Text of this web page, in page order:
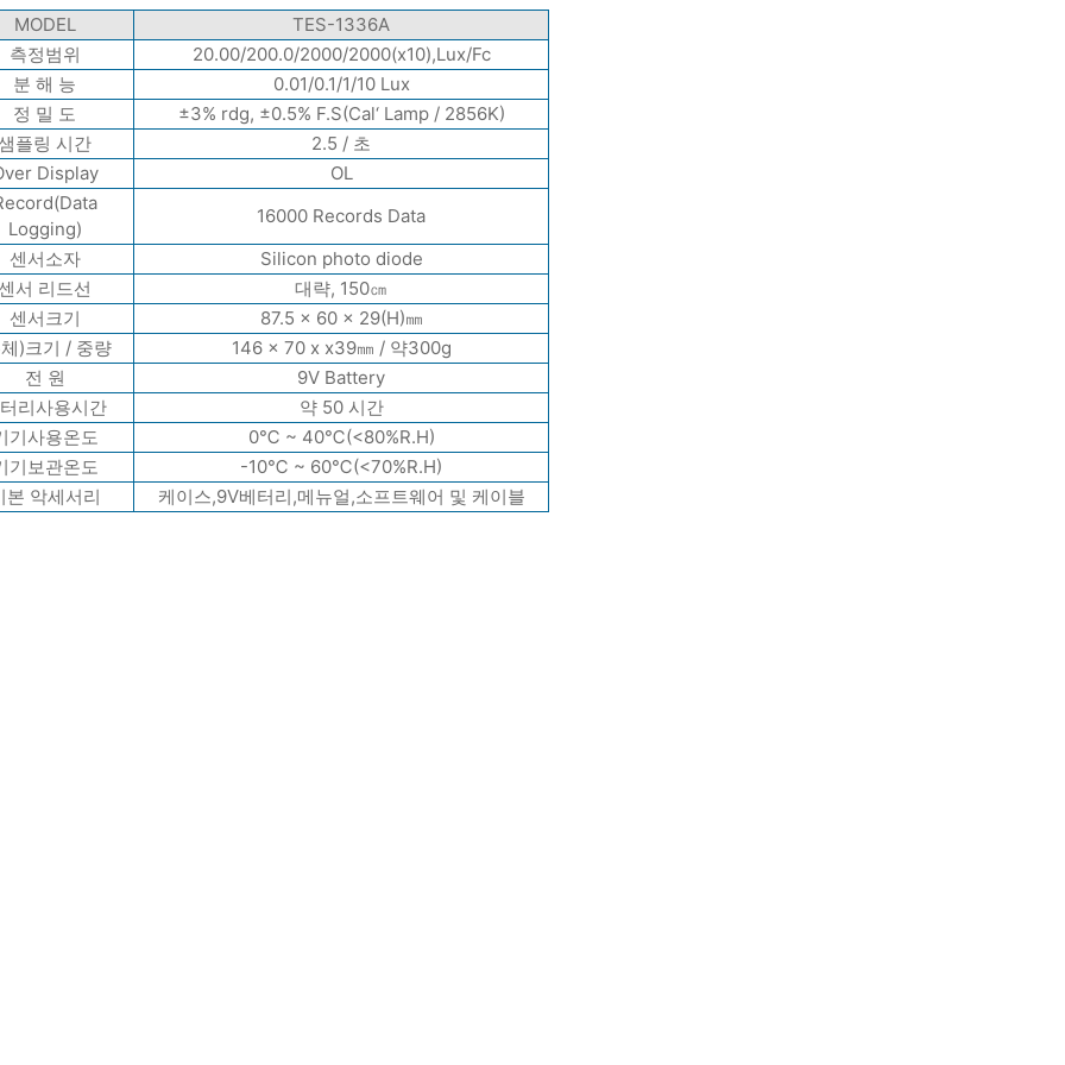
MODEL
TES-1336A
측정범위
20.00/200.0/2000/2000(x10),Lux/Fc
분 해 능
0.01/0.1/1/10 Lux
정 밀 도
±3% rdg, ±0.5% F.S(Cal‘ Lamp / 2856K)
플링 시간
2.5 / 초
Display
OL
Logging)
16000 Records Data
센서소자
Silicon photo diode
센서 리드선
대략, 150㎝
센서크기
87.5 x 60 x 29(H)㎜
)크기 / 중량
146 x 70 x x39㎜ / 약300g
전 원
9V Battery
리사용시간
약 50 시간
기사용온도
0℃ ~ 40℃(<80%R.H)
기보관온도
-10℃ ~ 60℃(<70%R.H)
본 악세서리
케이스,9V베터리,메뉴얼,소프트웨어 및 케이블